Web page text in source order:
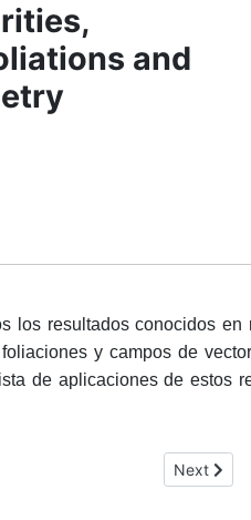
and
los resultados conocidos
y campos de
de aplicaciones de estos
holomorphic foliations,
Next
Next